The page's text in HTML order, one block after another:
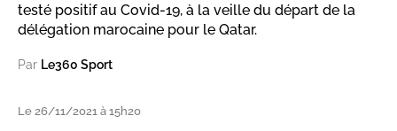
testé positif au Covid-19, à la veille du départ de la
délégation marocaine pour le Qatar.
Par Le360 Sport
Le 26/11/2021 à 15h20